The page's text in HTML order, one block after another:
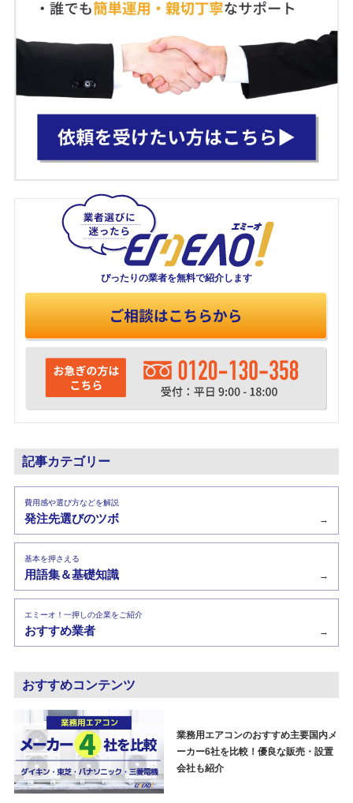
ぴったりの業者を無料で紹介します
記事カテゴリー
費用感や選び方などを解説
発注先選びのツボ →
基本を押さえる
用語集＆基礎知識 →
エミーオ！一押しの企業をご紹介
おすすめ業者 →
おすすめコンテンツ
業務用エアコンのおすすめ主要国内メ
ーカー6社を比較！優良な販売・設置
会社も紹介